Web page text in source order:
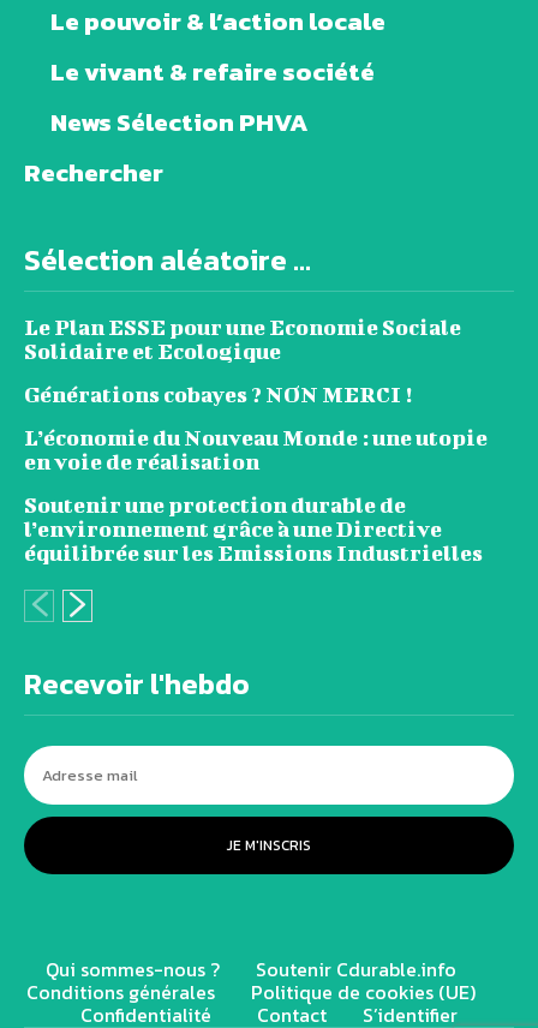
Le pouvoir & l’action locale
Le vivant & refaire société
News Sélection PHVA
Rechercher
Sélection aléatoire ...
Le Plan ESSE pour une Economie Sociale
Solidaire et Ecologique
Générations cobayes ? NON MERCI !
L’économie du Nouveau Monde : une utopie
en voie de réalisation
Soutenir une protection durable de
l’environnement grâce à une Directive
équilibrée sur les Emissions Industrielles
Recevoir l'hebdo
JE M'INSCRIS
Qui sommes-nous ? Soutenir Cdurable.info
Conditions générales Politique de cookies (UE)
Confidentialité Contact S’identifier